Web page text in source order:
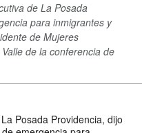
de La Posada
para inmigrantes y
de Mujeres
de la conferencia de
Posada Providencia, dijo